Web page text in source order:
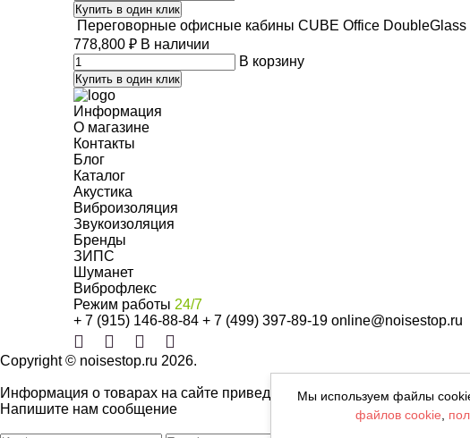
Купить в один клик
Переговорные офисные кабины CUBE Office DoubleGlass
778,800 ₽ В наличии
В корзину
Купить в один клик
Информация
О магазине
Контакты
Блог
Каталог
Акустика
Виброизоляция
Звукоизоляция
Бренды
ЗИПС
Шуманет
Виброфлекс
Режим работы 24/7
+ 7 (915) 146-88-84 + 7 (499) 397-89-19 online@noisestop.ru
Copyright © noisestop.ru 2026.
Информация о товарах на сайте приведена в целях ознакомленияя.
Напишите нам сообщение
Мы используем файлы
файлов cookie